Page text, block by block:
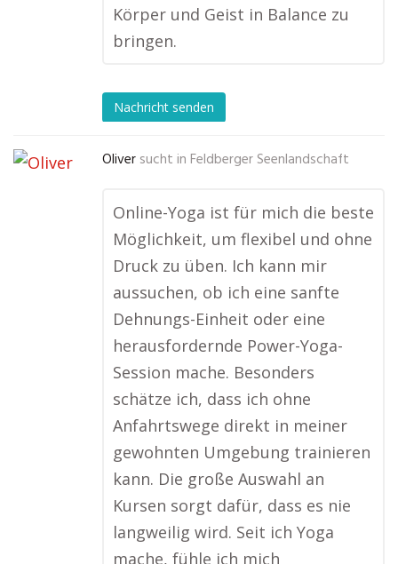
Körper und Geist in Balance zu
bringen.
Nachricht senden
Oliver sucht in Feldberger Seenlandschaft
Online-Yoga ist für mich die beste
Möglichkeit, um flexibel und ohne
Druck zu üben. Ich kann mir
aussuchen, ob ich eine sanfte
Dehnungs-Einheit oder eine
herausfordernde Power-Yoga-
Session mache. Besonders
schätze ich, dass ich ohne
Anfahrtswege direkt in meiner
gewohnten Umgebung trainieren
kann. Die große Auswahl an
Kursen sorgt dafür, dass es nie
langweilig wird. Seit ich Yoga
mache, fühle ich mich